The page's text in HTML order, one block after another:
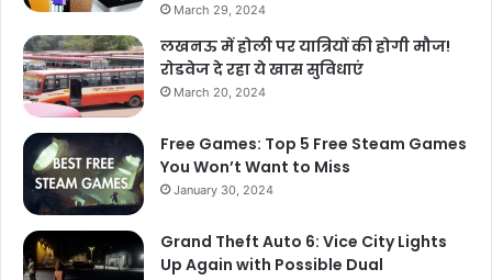
March 29, 2024
लखनऊ में होली पर यात्रियों की होगी मौज!
रोडवेज दे रहा ये खास सुविधाएं
March 20, 2024
Free Games: Top 5 Free Steam Games
You Won’t Want to Miss
January 30, 2024
Grand Theft Auto 6: Vice City Lights
Up Again with Possible Dual